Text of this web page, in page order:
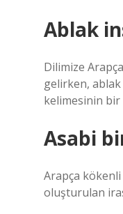
Ablak
Dilimize
gelirken, ablak
kelimesinin bir
Asabi
Arapça
oluşturulan